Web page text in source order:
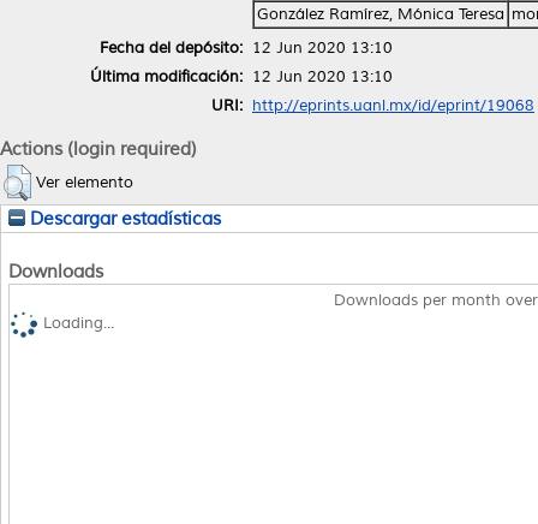
González Ramírez, Mónica Teresa
Fecha del depósito: 12 Jun 2020 13:10
Última modificación: 12 Jun 2020 13:10
URI: http://eprints.uanl.mx/id/eprint/19068
Actions (login required)
Ver elemento
Descargar estadísticas
Downloads
Downloads per month
Loading...